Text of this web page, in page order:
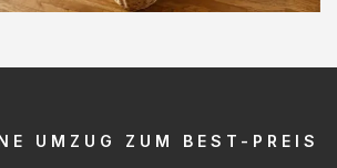
UMZUG ZUM BEST-PREIS